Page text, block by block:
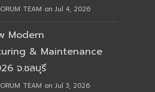
TEAM on Jul 4, 2026
Modern
& Maintenance
จ.ชลบุรี
TEAM on Jul 3, 2026